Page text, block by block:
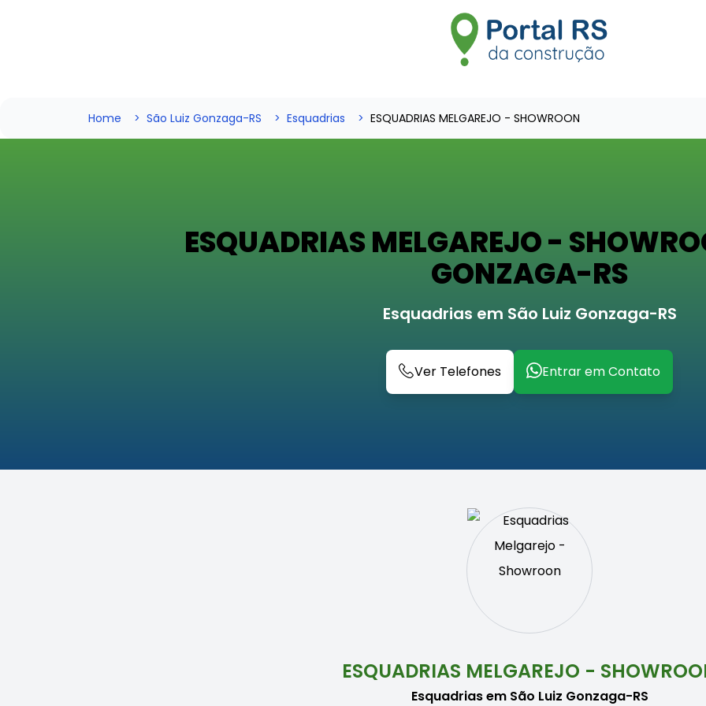
Home São Luiz Gonzaga-RS Esquadrias ESQUADRIAS MELGAREJO - SHOWROON
ESQUADRIAS MELGAREJO -
GONZAGA-RS
Esquadrias em São Luiz Gonzaga-RS
Ver Telefones Entrar em Contato
ESQUADRIAS MELGAREJO -
Esquadrias em São Luiz Gonzaga-RS